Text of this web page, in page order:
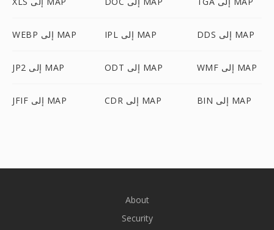
WEBP إلى MAP IPL إلى MAP DDS إلى MAP
JP2 إلى MAP ODT إلى MAP WMF إلى MAP
JFIF إلى MAP CDR إلى MAP BIN إلى MAP
About
Security